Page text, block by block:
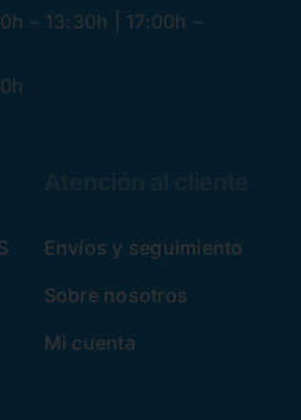
– 13:30h | 17:00h –
Envíos y seguimiento
Sobre nosotros
Mi cuenta